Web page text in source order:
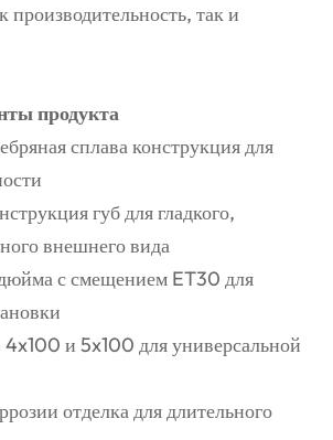
производительность, так и
продукта
сплава конструкция для
губ для гладкого,
внешнего вида
с смещением ET30 для
и 5x100 для универсальной
отделка для длительного